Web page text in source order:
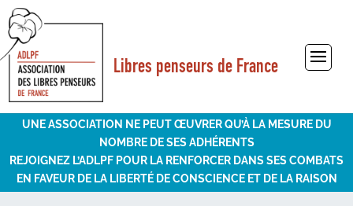
Libres penseurs de France
Sélectionner une page
UNE ASSOCIATION NE PEUT ŒUVRER QU’À LA MESURE DU
NOMBRE DE SES ADHÉRENTS
REJOIGNEZ L’ADLPF POUR LA RENFORCER DANS SES COMBATS
EN FAVEUR DE LA LIBERTÉ DE CONSCIENCE ET DE LA RAISON